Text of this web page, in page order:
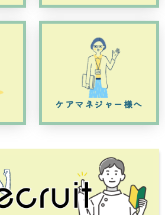
ケアマネジャー様へ